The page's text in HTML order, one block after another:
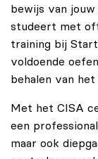
bewijs van
studeert met
training bij
voldoende
behalen van
Met het CISA
een
maar ook